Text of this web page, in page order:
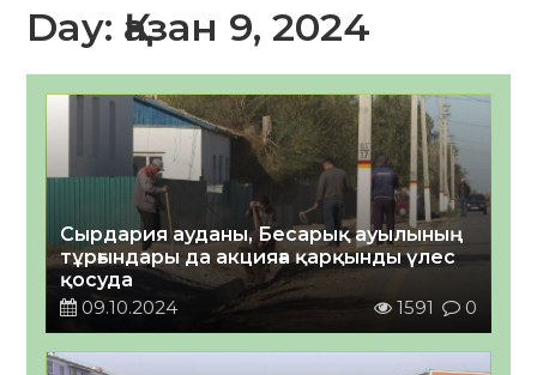
Day: Қазан 9, 2024
Сырдария ауданы, Бесарық ауылының
тұрғындары да акцияға қарқынды үлес
қосуда
09.10.2024
1591 0